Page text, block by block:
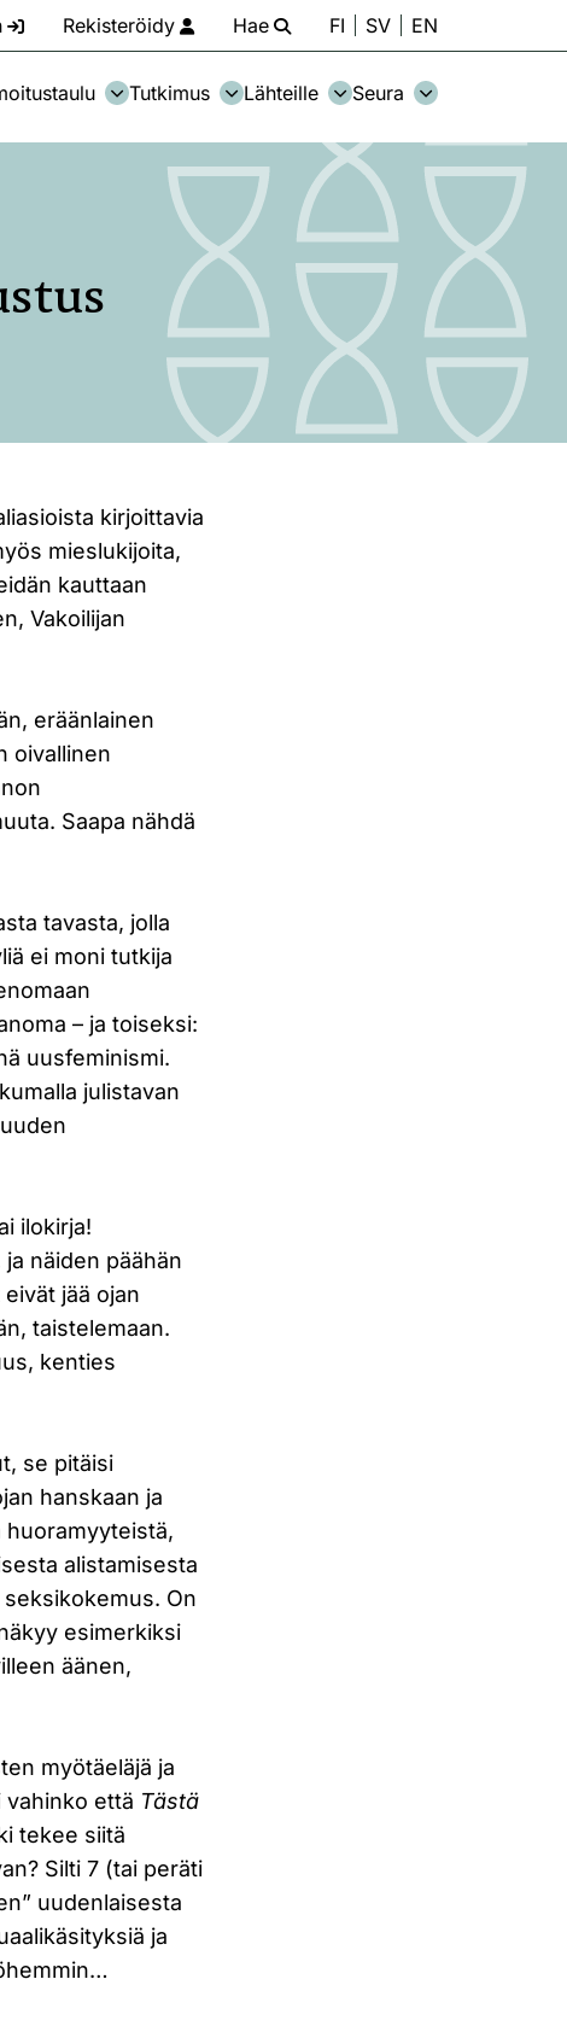
Rekisteröidy Hae FI SV EN
Tutkimus Lähteille Seura
kirjoittavia
mieslukijoita,
kauttaan
Vakoilijan
eräänlainen
oivallinen
Saapa nähdä
tavasta, jolla
ei moni tutkija
– ja toiseksi:
uusfeminismi.
julistavan
ilokirja!
näiden päähän
jää ojan
taistelemaan.
kenties
se pitäisi
hanskaan ja
huoramyyteistä,
alistamisesta
On
esimerkiksi
äänen,
myötäeläjä ja
vahinko että Tästä
tekee siitä
Silti 7 (tai peräti
uudenlaisesta
ja